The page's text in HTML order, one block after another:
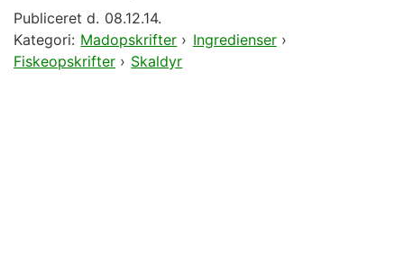
Publiceret d. 08.12.14.
Kategori: Madopskrifter › Ingredienser›
Fiskeopskrifter › Skaldyr